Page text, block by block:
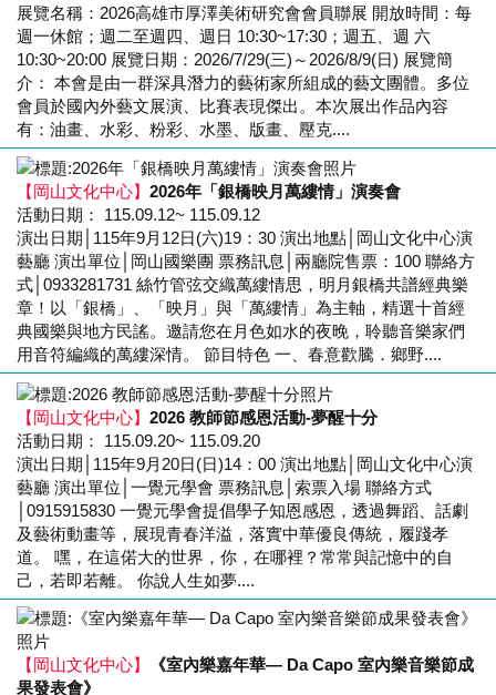
展覽名稱：2026高雄市厚澤美術研究會會員聯展 開放時間：每
週一休館；週二至週四、週日 10:30~17:30；週五、週 六
10:30~20:00 展覽日期：2026/7/29(三)～2026/8/9(日) 展覽簡
介： 本會是由一群深具潛力的藝術家所組成的藝文團體。多位
會員於國內外藝文展演、比賽表現傑出。本次展出作品內容
有：油畫、水彩、粉彩、水墨、版畫、壓克....
【岡山文化中心】 2026年「銀橋映月萬縷情」演奏會
活動日期： 115.09.12~ 115.09.12
演出日期│115年9月12日(六)19：30 演出地點│岡山文化中心演
藝廳 演出單位│岡山國樂團 票務訊息│兩廳院售票：100 聯絡方
式│0933281731 絲竹管弦交織萬縷情思，明月銀橋共譜經典樂
章！以「銀橋」、「映月」與「萬縷情」為主軸，精選十首經
典國樂與地方民謠。邀請您在月色如水的夜晚，聆聽音樂家們
用音符編織的萬縷深情。 節目特色 一、春意歡騰．鄉野....
【岡山文化中心】 2026 教師節感恩活動-夢醒十分
活動日期： 115.09.20~ 115.09.20
演出日期│115年9月20日(日)14：00 演出地點│岡山文化中心演
藝廳 演出單位│一覺元學會 票務訊息│索票入場 聯絡方式
│0915915830 一覺元學會提倡學子知恩感恩，透過舞蹈、話劇
及藝術動畫等，展現青春洋溢，落實中華優良傳統，履踐孝
道。 嘿，在這偌大的世界，你，在哪裡？常常與記憶中的自
己，若即若離。 你說人生如夢....
【岡山文化中心】
《室內樂嘉年華— Da Capo 室內樂音樂節成
果發表會》